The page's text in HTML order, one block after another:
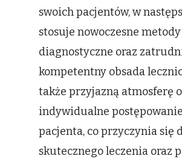
swoich pacjentów, w
stosuje nowoczesne metody
diagnostyczne oraz
kompetentny obsada
także przyjazną atmosferę
indywidualne
pacjenta, co przyczynia się
skutecznego leczenia oraz